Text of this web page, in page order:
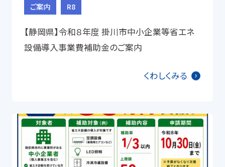
ご案内 R8
【静岡県】令和８年度 掛川市中小企業等省エネ
設備導入事業費補助金のご案内
くわしくみる